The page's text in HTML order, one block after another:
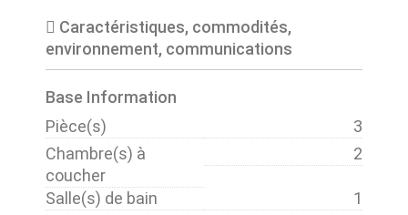
Caractéristiques, commodités,
environnement, communications
Base Information
Pièce(s)
3
Chambre(s) à
coucher
2
Salle(s) de bain
1